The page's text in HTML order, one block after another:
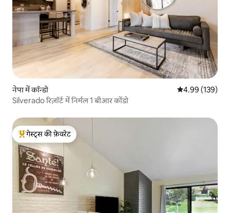
नेपा में कॉन्डो औसत रेटिंग 5 में से
4.99 (139)
Silverado रिज़ॉर्ट में निर्मल 1 बीआर कोंडो
गेस्ट्स का टॉप फ़ेवरेट
गेस्ट्स की फ़ेवरेट